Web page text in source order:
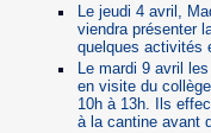
Le jeudi 4 avril,
viendra présenter
quelques activités
Le mardi 9 avril
en visite du
10h à 13h. Ils
à la cantine avant